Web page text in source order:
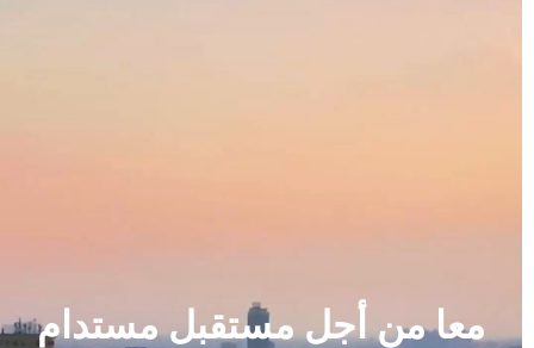
معا من أجل مستقبل مستدام